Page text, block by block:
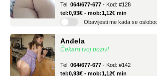
tel:0,93€ - mob:1,12€ min
Obavijesti me kada se oslobodi
Čekam tvoj poziv!
tel:0,93€ - mob:1,12€ min